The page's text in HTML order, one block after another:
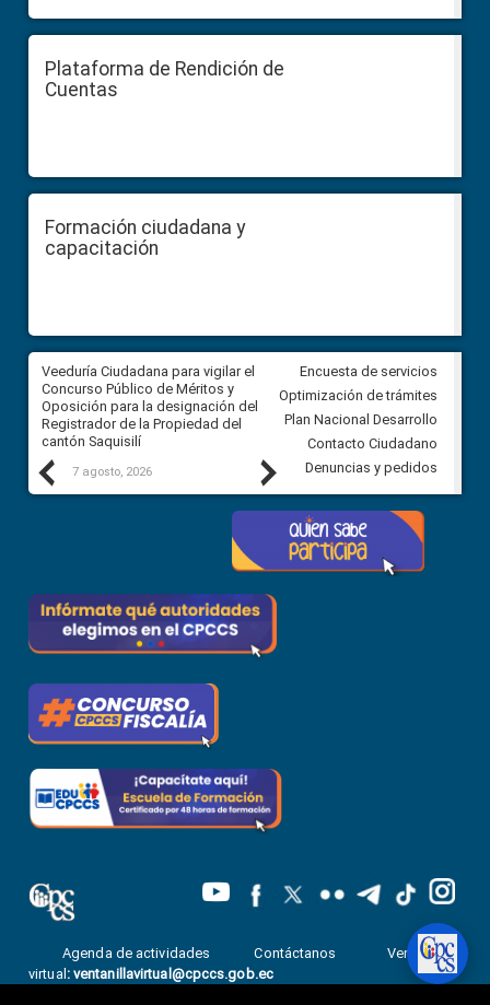
Plataforma de Rendición de
Cuentas
Formación ciudadana y
capacitación
Previous
Veeduría Ciudadana para vigilar el
Concurso Público de Méritos y
Oposición para la designación del
Registrador de la Propiedad del
cantón Saquisilí
7 agosto, 2026
Veeduría Ciudadana para
construcción del asfaltado de
Ballenita del cantón Santa
7 agosto, 2026
Next
Encuesta de servicios
Optimización de trámites
Plan Nacional Desarrollo
Contacto Ciudadano
Denuncias y pedidos
Agenda de actividades Contáctanos
Ventanilla
virtual : ventanillavirtual@cpccs.gob.ec